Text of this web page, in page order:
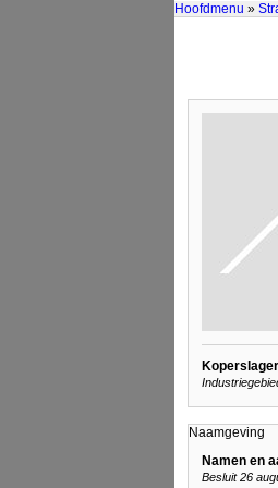
Hoofdmenu »
Naamgeving
Namen en
Besluit 26